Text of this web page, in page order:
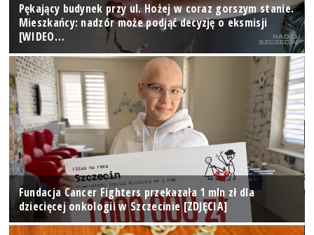
Pękający budynek przy ul. Hożej w coraz gorszym stanie.
Mieszkańcy: nadzór może podjąć decyzję o eksmisji
[WIDEO…
Fundacja Cancer Fighters przekazała 1 mln zł dla
dziecięcej onkologii w Szczecinie [ZDJĘCIA]